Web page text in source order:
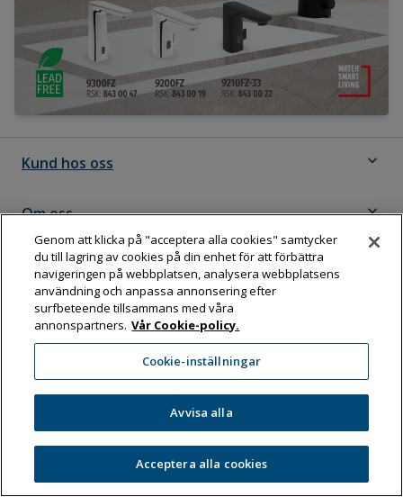
Kund hos oss expand_more
Om oss expand_more
Följ Dahl
Dahl Sverige AB
Box 11076, 161 11 BROMMA
Tel:08-583 595 00
Genom att klicka på "acceptera alla cookies" samtycker
du till lagring av cookies på din enhet för att förbättra
navigeringen på webbplatsen, analysera webbplatsens
användning och anpassa annonsering efter
surfbeteende tillsammans med våra
annonspartners. Vår Cookie-policy.
Cookie-inställningar
Avvisa alla
Acceptera alla cookies